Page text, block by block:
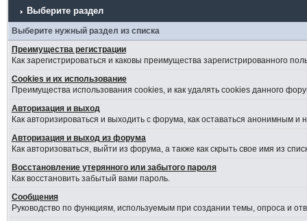
Выберите раздел
Выберите нужный раздел из списка
Преимущества регистрации
Как зарегистрироваться и каковы преимущества зарегистрированного
Cookies и их использование
Преимущества использования cookies, и как удалять cookies данного
Авторизация и выход
Как авторизироваться и выходить с форума, как оставаться анонимным
Авторизация и выход из форума
Как авторизоваться, выйти из форума, а также как скрыть свое имя из
Восстановление утерянного или забытого пароля
Как восстановить забытый вами пароль.
Сообщения
Руководство по функциям, используемым при создании темы, опроса и